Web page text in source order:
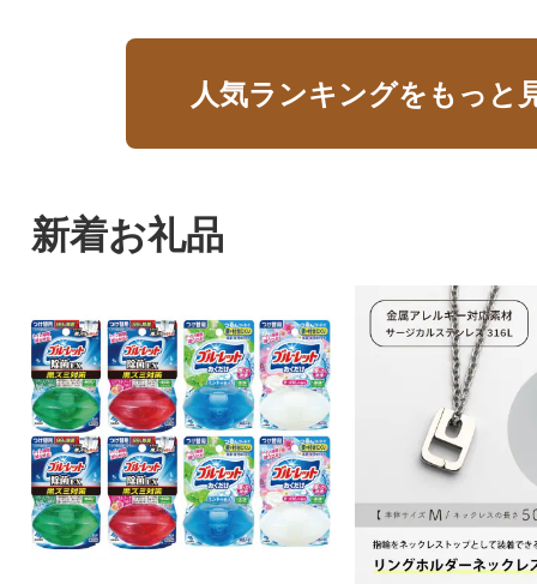
人気ランキングをもっと
新着お礼品